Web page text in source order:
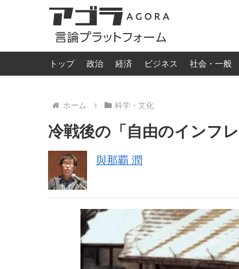
トップ 政治 経済 ビジネス 社会・一般
ホーム 科学・文化
冷戦後の「自由のインフ
與那覇 潤